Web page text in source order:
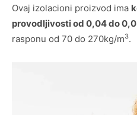
Ovaj izolacioni proizvod ima
provodljivosti od 0,04 do
rasponu od 70 do 270kg/m3.